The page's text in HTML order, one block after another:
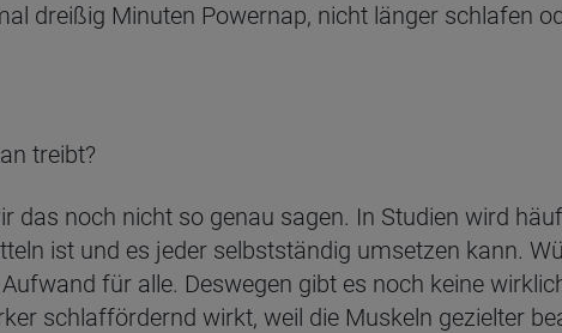
dreißig Minuten Powernap, nicht länger schlafen
treibt?
das noch nicht so genau sagen. In Studien wird
ist und es jeder selbstständig umsetzen kann.
für alle. Deswegen gibt es noch keine
schlaffördernd wirkt, weil die Muskeln gezielter